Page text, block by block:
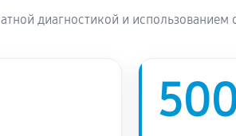
диагностикой и использованием